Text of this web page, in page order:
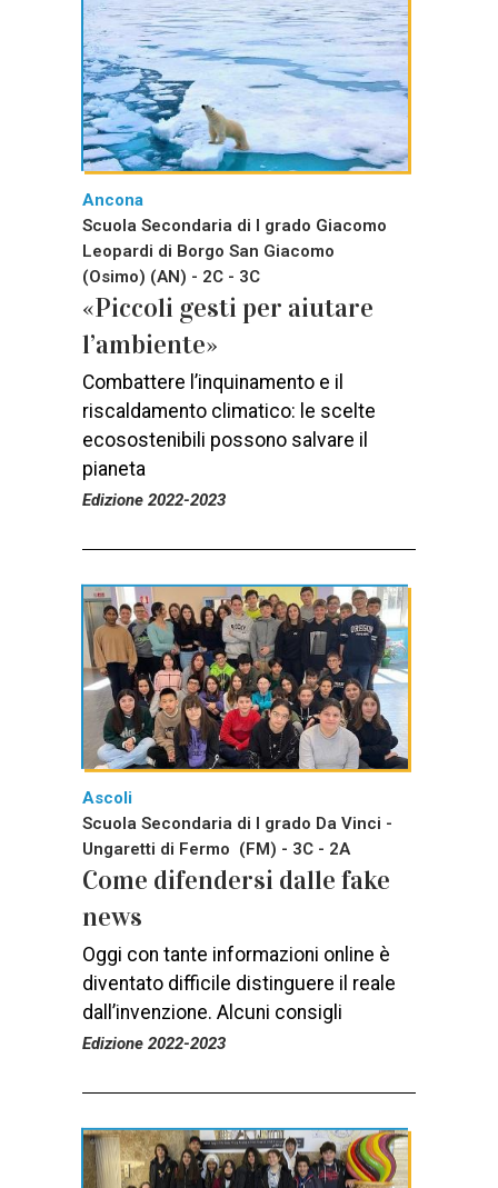
Ancona
Scuola Secondaria di I grado Giacomo
Leopardi di Borgo San Giacomo
(Osimo) (AN) - 2C - 3C
«Piccoli gesti per aiutare
l’ambiente»
Combattere l’inquinamento e il
riscaldamento climatico: le scelte
ecosostenibili possono salvare il
pianeta
Edizione 2022-2023
Ascoli
Scuola Secondaria di I grado Da Vinci -
Ungaretti di Fermo (FM) - 3C - 2A
Come difendersi dalle fake
news
Oggi con tante informazioni online è
diventato difficile distinguere il reale
dall’invenzione. Alcuni consigli
Edizione 2022-2023